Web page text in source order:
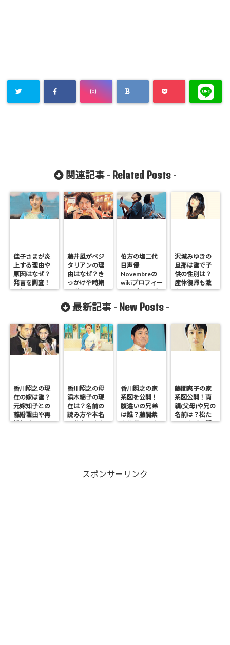
関連記事 - Related Posts-
佳子さまが炎
上する理由や
原因はなぜ？
発言を調査！
かわいそうの
藤井風がベジ
タリアンの理
由はなぜ？き
っかけや時期
とヴィーガン
かどうかも調
査
伯方の塩二代
目声優
Novembreの
wikiプロフィー
ル！グランプ
沢城みゆきの
旦那は誰で子
供の性別は？
産休復帰も激
やせしたと騒
最新記事 - New Posts -
香川照之の現
在の嫁は誰？
元嫁知子との
離婚理由や再
婚相手はいる
香川照之の母
浜木綿子の現
在は？名前の
読み方や本名
と芸名の由来
香川照之の家
系図を公開！
腹違いの兄弟
は誰？藤間紫
や父親との確
藤間爽子の家
系図公開！両
親(父母)や兄の
名前は？松た
か子や香川照
スポンサーリンク